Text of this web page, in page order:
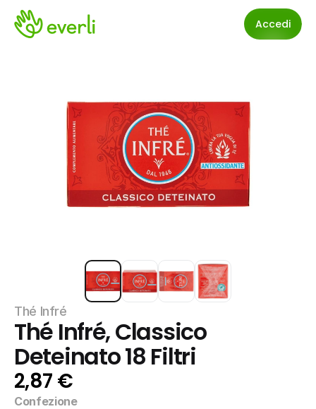
Accedi
Thé Infré
Thé Infré, Classico
Deteinato 18 Filtri
2,87 €
Confezione